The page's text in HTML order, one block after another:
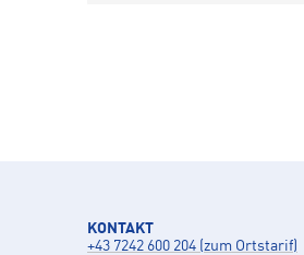
KONTAKT
+43 7242 600 204 (zum Ortstarif)